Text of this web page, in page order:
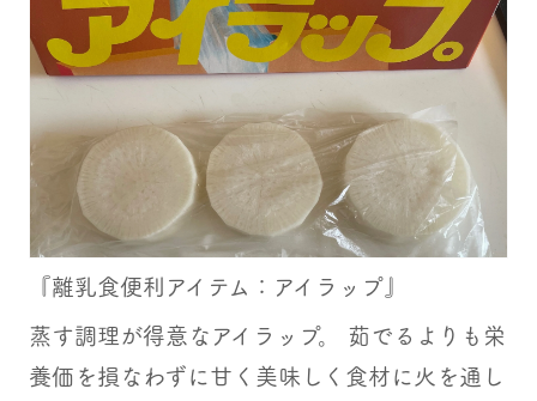
『離乳食便利アイテム：アイラップ』
蒸す調理が得意なアイラップ。 茹でるよりも栄
養価を損なわずに甘く美味しく食材に火を通し